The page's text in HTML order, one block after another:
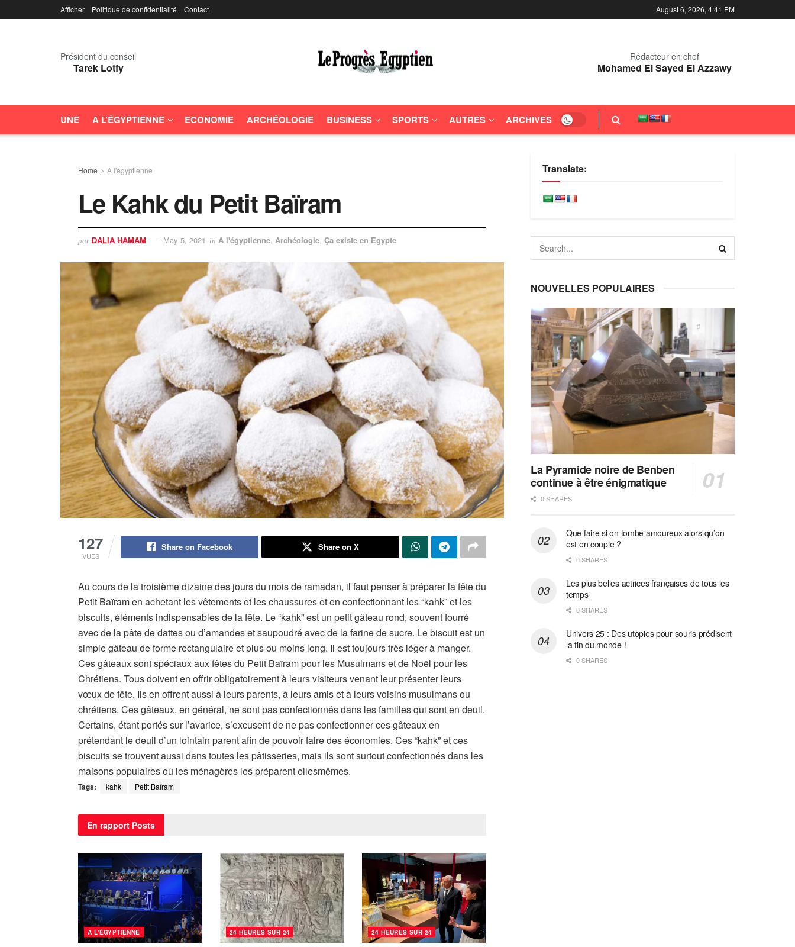
Afficher Politique de confidentialité Contact August 6, 2026, 4:41 PM
Président du conseil
Tarek Lotfy
Rédacteur en chef
Mohamed El Sayed El Azzawy
UNE A L’ÉGYPTIENNE ECONOMIE ARCHÉOLOGIE BUSINESS SPORTS AUTRES ARCHIVES
Home A l'égyptienne
Le Kahk du Petit Baïram
par DALIA HAMAM May 5, 2021 in A l'égyptienne, Archéologie, Ça existe en Egypte
127
VUES
Share on Facebook Share on X
Au cours de la troisième dizaine des jours du mois de ramadan, il faut penser à préparer la fête du
Petit Baïram en achetant les vêtements et les chaussures et en confectionnant les “kahk” et les
biscuits, éléments indispensables de la fête. Le “kahk” est un petit gâteau rond, souvent fourré
avec de la pâte de dattes ou d’amandes et saupoudré avec de la farine de sucre. Le biscuit est un
simple gâteau de forme rectangulaire et plus ou moins long. Il est toujours très léger à manger.
Ces gâteaux sont spéciaux aux fêtes du Petit Baïram pour les Musulmans et de Noël pour les
Chrétiens. Tous doivent en offrir obligatoirement à leurs visiteurs venant leur présenter leurs
vœux de fête. Ils en offrent aussi à leurs parents, à leurs amis et à leurs voisins musulmans ou
chrétiens. Ces gâteaux, en général, ne sont pas confectionnés dans les familles qui sont en deuil.
Certains, étant portés sur l’avarice, s’excusent de ne pas confectionner ces gâteaux en
prétendant le deuil d’un lointain parent afin de pouvoir faire des économies. Ces “kahk” et ces
biscuits se trouvent aussi dans toutes les pâtisseries, mais ils sont surtout confectionnés dans les
maisons populaires où les ménagères les préparent ellesmêmes.
Tags: kahk Petit Baïram
En rapport Posts
A L'ÉGYPTIENNE 24 HEURES SUR 24 24 HEURES SUR 24
Translate:
NOUVELLES POPULAIRES
La Pyramide noire de Benben
continue à être énigmatique
0 SHARES
Que faire si on tombe amoureux alors qu’on
est en couple ?
0 SHARES
Les plus belles actrices françaises de tous les
temps
0 SHARES
Univers 25 : Des utopies pour souris prédisent
la fin du monde !
0 SHARES